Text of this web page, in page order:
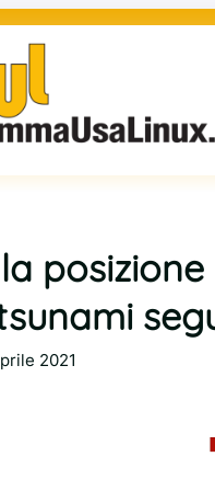
2021